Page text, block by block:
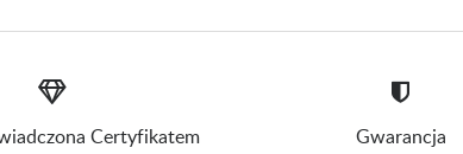
Certyfikatem
Gwarancja